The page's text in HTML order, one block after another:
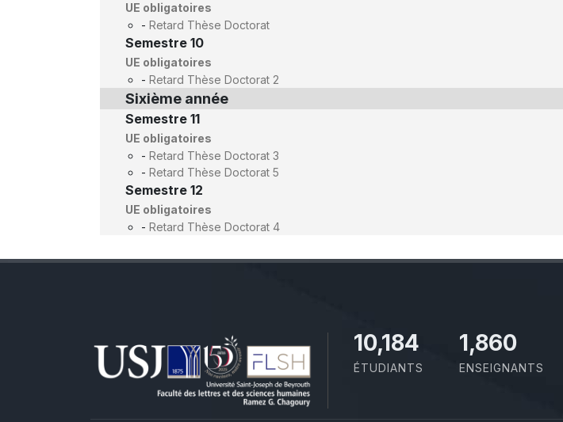
UE obligatoires
- Retard Thèse Doctorat
Semestre 10
UE obligatoires
- Retard Thèse Doctorat 2
Sixième année
Semestre 11
UE obligatoires
- Retard Thèse Doctorat 3
- Retard Thèse Doctorat 5
Semestre 12
UE obligatoires
- Retard Thèse Doctorat 4
11,727
ÉTUDIANTS
2,142
ENSEIGNANTS